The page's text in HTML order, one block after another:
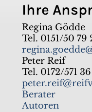
Ihre
Regina Gödde
Tel. 0151/50 79
Peter Reif
Tel. 0172/571
Berater
Autoren